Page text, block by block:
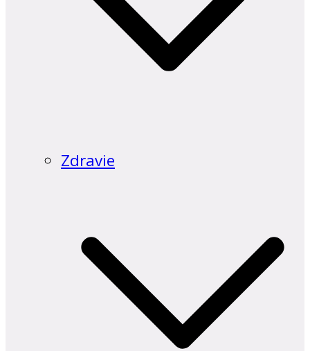
Zdravie